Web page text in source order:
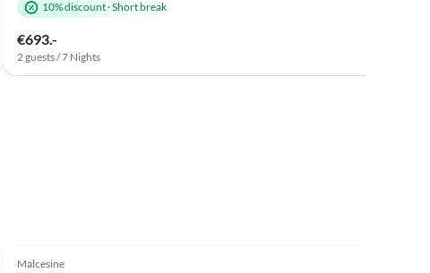
10% discount·Short break
€693.-
2 guests / 7 Nights
Malcesine